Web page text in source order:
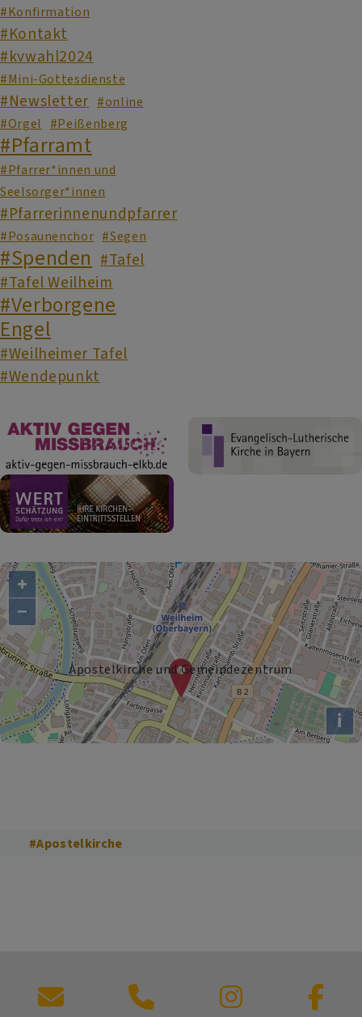
#Konfirmation
#Kontakt
#kvwahl2024
#Mini-Gottesdienste
#Newsletter #online
#Orgel
#Peißenberg
#Pfarramt
#Pfarrer*innen und
Seelsorger*innen
#Pfarrerinnenundpfarrer
#Posaunenchor #Segen
#Spenden #Tafel
#Tafel Weilheim
#Verborgene
Engel
#Weilheimer Tafel
#Wendepunkt
Apostelkirche und Gemeindezentrum
+
−
i
#Apostelkirche
Kontaktformular